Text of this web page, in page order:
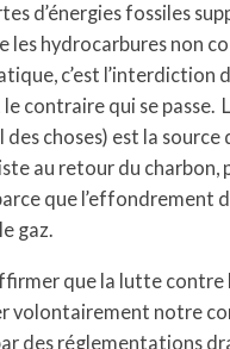
d’énergies fossiles
les hydrocarbures non
c’est l’interdiction
contraire qui se passe.
choses) est la source
au retour du charbon,
que l’effondrement
gaz.
que la lutte
volontairement notre
des réglementations